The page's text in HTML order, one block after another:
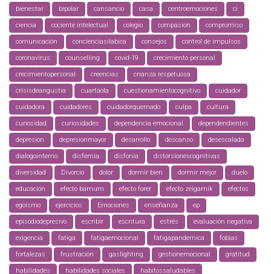
bienestar bipolar cansancio casa centroemociones ci
ciencia cociente intelectual colegio compasion compromiso
comunicación concienciasilabica consejos control de impulsos
coronavirus counselling covid-19 crecimiento personal
crecimientopersonal creencias crianza respetuosa
crisisdeangustia cuartaola cuestionamientocognitivo cuidador
cuidadora cuidadores cuidadorquemado culpa cultura
curiosidad curiosidades dependencia emocional dependendientes
depresion depresionmayor desarrollo descanso desescalada
dialogointerno disfemia disfonía distorsionescognitivas
diversidad Divorcio dolor dormir bien dormir mejor duelo
educación efecto barnum efecto forer efecto zeigarnik efectos
egoísmo ejercicios Emociones enseñanza ep
episodiodepresivo escribir escritura estrés evaluación negativa
exigencia fatiga fatigaemocional fatigapandemica fobias
fortalezas frustración gaslighting gestionemocional gratitud
habilidades habilidades sociales habitossaludables